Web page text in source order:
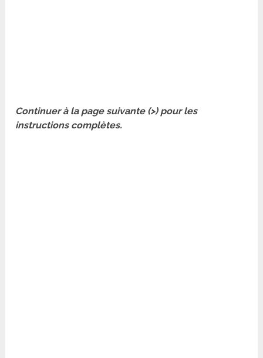
Continuer à la page suivante (>) pour les
instructions complètes.